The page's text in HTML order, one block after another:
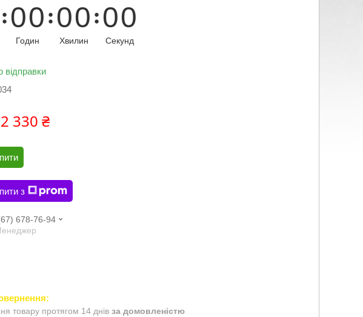
00
Годин
00
Хвилин
00
Секунд
відправки
2 330 ₴
з
678-76-94
товару протягом 14 днів за домовленістю